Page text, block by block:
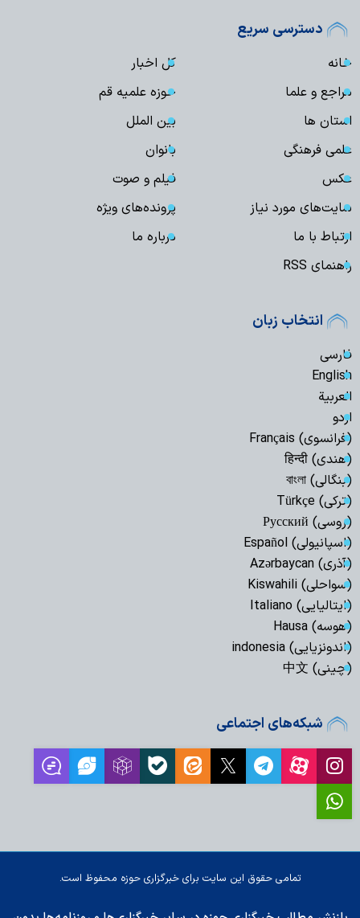
دسترسی سریع
خانه
کل اخبار
مراجع و علما
حوزه علمیه قم
استان ها
بین الملل
علمی فرهنگی
بانوان
عکس
فیلم و صوت
سایت‌های مورد نیاز
پرونده‌های ویژه
ارتباط با ما
درباره ما
راهنمای RSS
انتخاب زبان
فارسی
English
العربیة
اردو
(فرانسوی) Français
(هندی) हिन्दी
(بنگالی) বাংলা
(ترکی) Türkçe
(روسی) Русский
(اسپانیولی) Español
(آذری) Azərbaycan
(سواحلی) Kiswahili
(ایتالیایی) Italiano
(هوسه) Hausa
(اندونزیایی) indonesia
(چینی) 中文
شبکه‌های اجتماعی
تمامی حقوق این سایت برای خبرگزاری حوزه محفوظ است.